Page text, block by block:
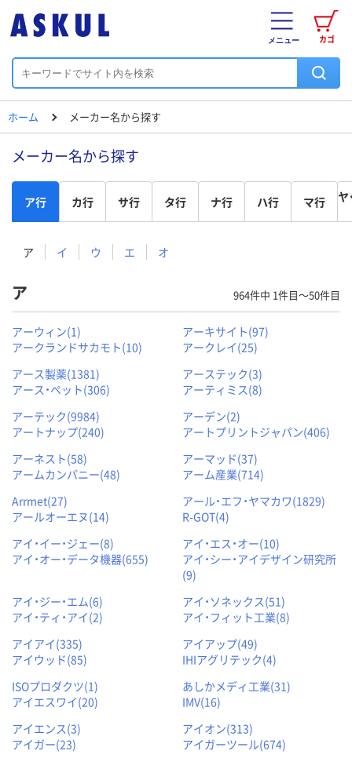
カゴ
メニュー
ホーム メーカー名から探す
メーカー名から探す
ア行 カ行 サ行 タ行 ナ行 ハ行 マ行 ヤ
ア イ ウ エ オ
ア 964件中 1件目～50件目
アーウィン(1)
アーキサイト(97)
アークランドサカモト(10)
アークレイ(25)
アース製薬(1381)
アーステック(3)
アース・ペット(306)
アーティミス(8)
アーテック(9984)
アーデン(2)
アートナップ(240)
アートプリントジャパン(406)
アーネスト(58)
アーマッド(37)
アームカンパニー(48)
アーム産業(714)
Arrmet(27)
アール・エフ・ヤマカワ(1829)
アールオーエヌ(14)
R-GOT(4)
アイ・イー・ジェー(8)
アイ・エス・オー(10)
アイ・オー・データ機器(655)
アイ・シー・アイデザイン研究所
(9)
アイ・ジー・エム(6)
アイ・ソネックス(51)
アイ・ティ・アイ(2)
アイ・フィット工業(8)
アイアイ(335)
アイアップ(49)
アイウッド(85)
IHIアグリテック(4)
ISOプロダクツ(1)
あしかメディ工業(31)
アイエスワイ(20)
IMV(16)
アイエンス(3)
アイオン(313)
アイガー(23)
アイガーツール(674)